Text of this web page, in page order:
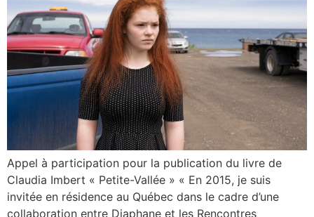
Appel à participation pour la publication du livre de
Claudia Imbert « Petite-Vallée » « En 2015, je suis
invitée en résidence au Québec dans le cadre d’une
collaboration entre Diaphane et les Rencontres